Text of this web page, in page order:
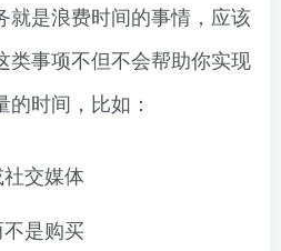
就是浪费时间的事情，应该
类事项不但不会帮助你实现
时间，比如：
交媒体
是购买